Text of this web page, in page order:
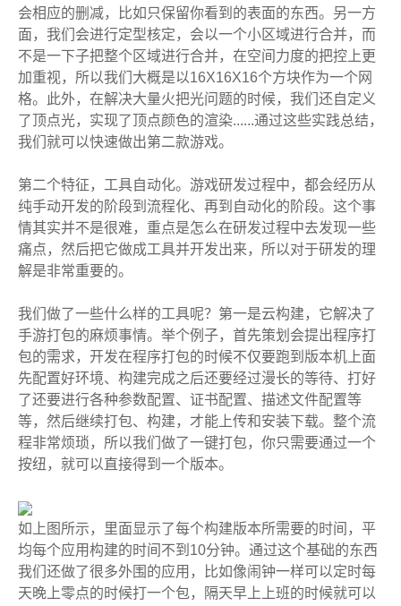
会相应的删减，比如只保留你看到的表面的东西。另一方
面，我们会进行定型核定，会以一个小区域进行合并，而
不是一下子把整个区域进行合并，在空间力度的把控上更
加重视，所以我们大概是以16X16X16个方块作为一个网
格。此外，在解决大量火把光问题的时候，我们还自定义
了顶点光，实现了顶点颜色的渲染......通过这些实践总结，
我们就可以快速做出第二款游戏。
第二个特征，工具自动化。游戏研发过程中，都会经历从
纯手动开发的阶段到流程化、再到自动化的阶段。这个事
情其实并不是很难，重点是怎么在研发过程中去发现一些
痛点，然后把它做成工具并开发出来，所以对于研发的理
解是非常重要的。
我们做了一些什么样的工具呢？第一是云构建，它解决了
手游打包的麻烦事情。举个例子，首先策划会提出程序打
包的需求，开发在程序打包的时候不仅要跑到版本机上面
先配置好环境、构建完成之后还要经过漫长的等待、打好
了还要进行各种参数配置、证书配置、描述文件配置等
等，然后继续打包、构建，才能上传和安装下载。整个流
程非常烦琐，所以我们做了一键打包，你只需要通过一个
按纽，就可以直接得到一个版本。
如上图所示，里面显示了每个构建版本所需要的时间，平
均每个应用构建的时间不到10分钟。通过这个基础的东西
我们还做了很多外围的应用，比如像闹钟一样可以定时每
天晚上零点的时候打一个包，隔天早上上班的时候就可以